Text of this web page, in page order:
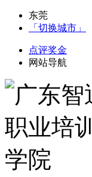
东莞
「切换城市」
点评奖金
网站导航